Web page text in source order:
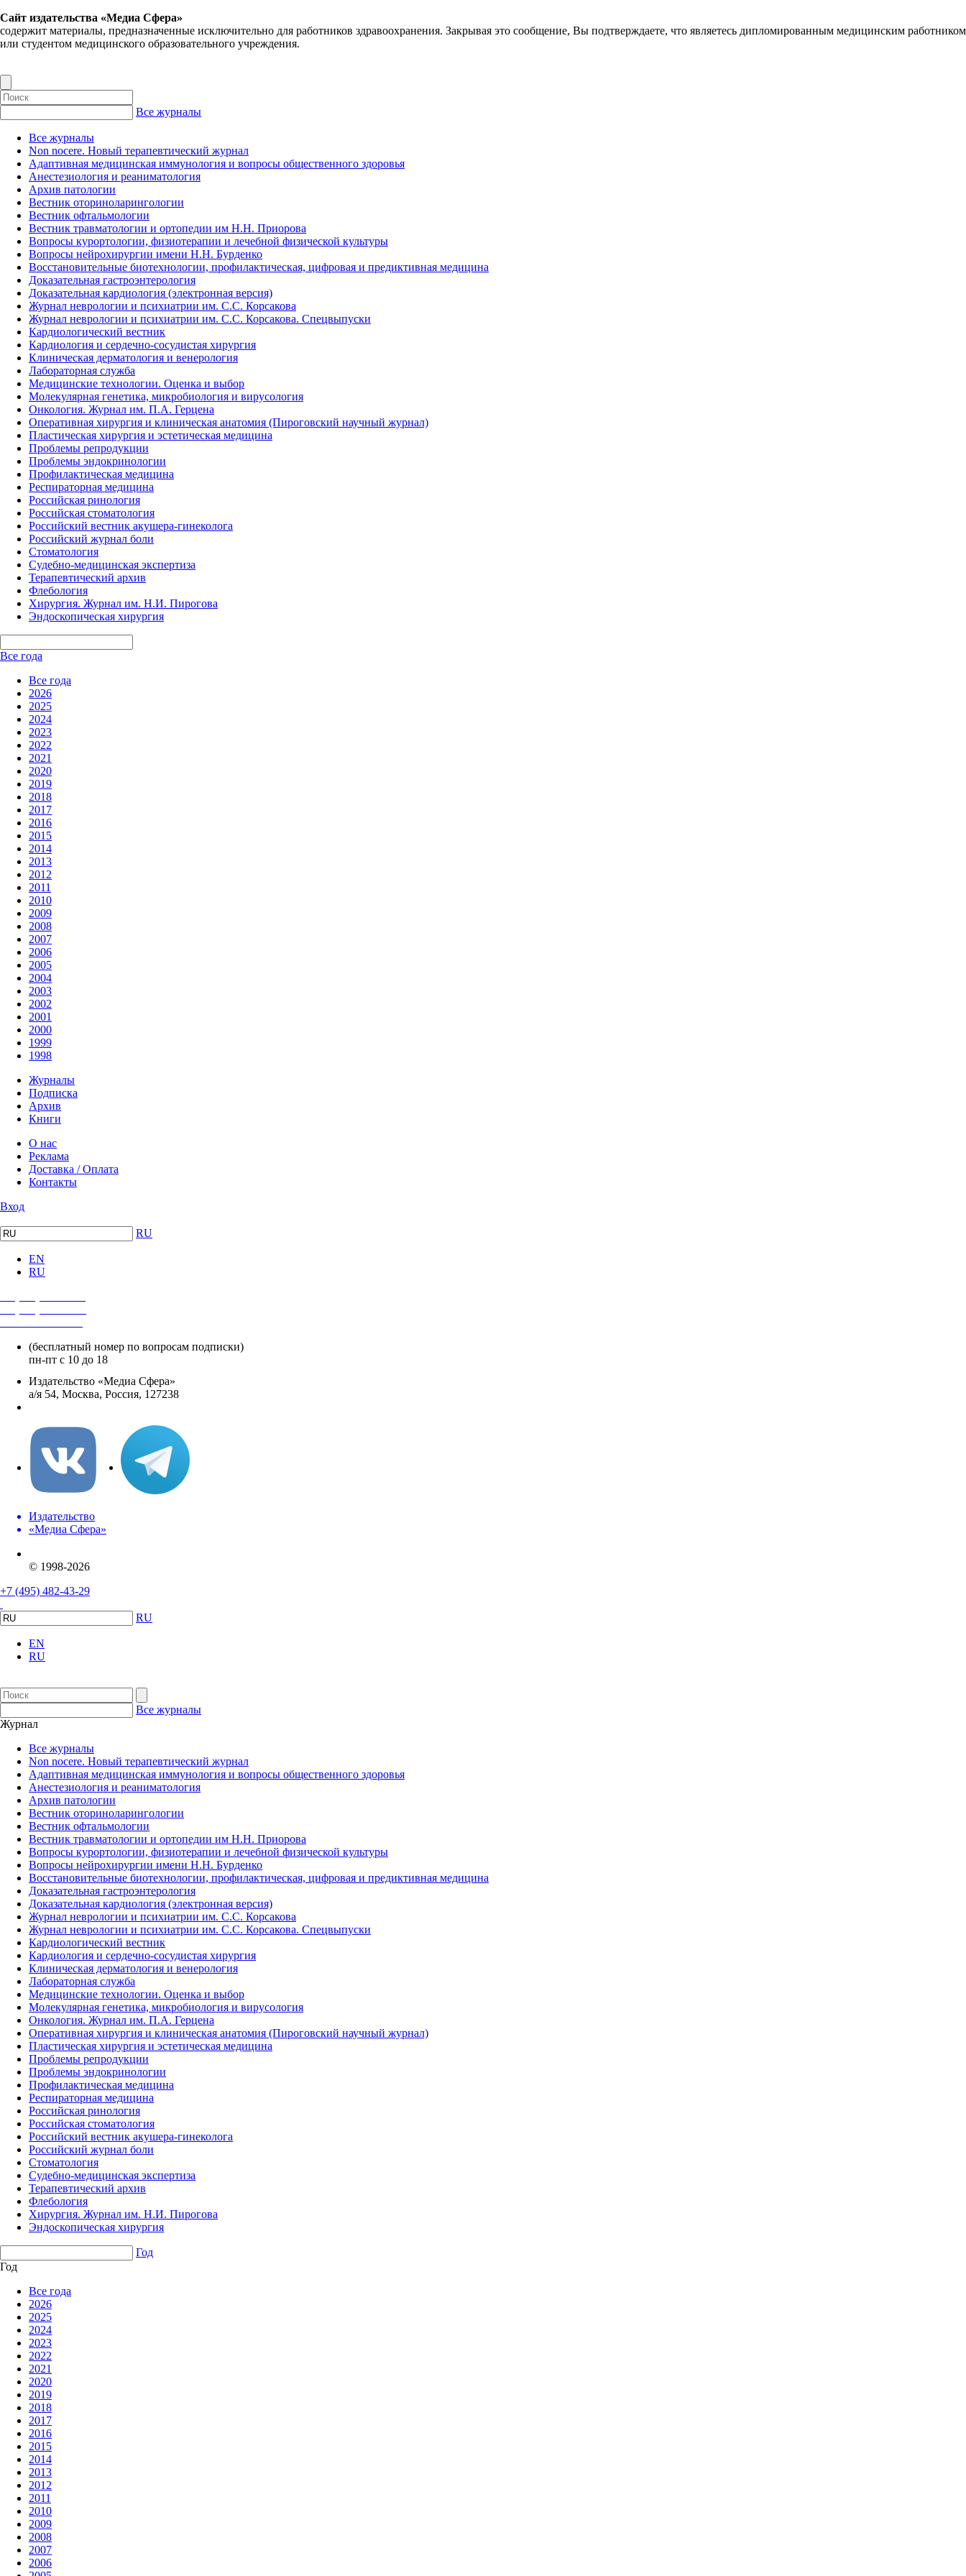
Сайт издательства «Медиа Сфера»
содержит материалы, предназначенные исключительно для работников здравоохранения. Закрывая это сообщение, Вы подтверждаете, что являетесь дипломированным медицинским работником
или студентом медицинского образовательного учреждения.
Все журналы
Все журналы
Non nocere. Новый терапевтический журнал
Адаптивная медицинская иммунология и вопросы общественного здоровья
Анестезиология и реаниматология
Архив патологии
Вестник оториноларингологии
Вестник офтальмологии
Вестник травматологии и ортопедии им Н.Н. Приорова
Вопросы курортологии, физиотерапии и лечебной физической культуры
Вопросы нейрохирургии имени Н.Н. Бурденко
Восстановительные биотехнологии, профилактическая, цифровая и предиктивная медицина
Доказательная гастроэнтерология
Доказательная кардиология (электронная версия)
Журнал неврологии и психиатрии им. С.С. Корсакова
Журнал неврологии и психиатрии им. С.С. Корсакова. Спецвыпуски
Кардиологический вестник
Кардиология и сердечно-сосудистая хирургия
Клиническая дерматология и венерология
Лабораторная служба
Медицинские технологии. Оценка и выбор
Молекулярная генетика, микробиология и вирусология
Онкология. Журнал им. П.А. Герцена
Оперативная хирургия и клиническая анатомия (Пироговский научный журнал)
Пластическая хирургия и эстетическая медицина
Проблемы репродукции
Проблемы эндокринологии
Профилактическая медицина
Респираторная медицина
Российская ринология
Российская стоматология
Российский вестник акушера-гинеколога
Российский журнал боли
Стоматология
Судебно-медицинская экспертиза
Терапевтический архив
Флебология
Хирургия. Журнал им. Н.И. Пирогова
Эндоскопическая хирургия
Все года
Все года
2026
2025
2024
2023
2022
2021
2020
2019
2018
2017
2016
2015
2014
2013
2012
2011
2010
2009
2008
2007
2006
2005
2004
2003
2002
2001
2000
1999
1998
Журналы
Подписка
Архив
Книги
О нас
Реклама
Доставка / Оплата
Контакты
Вход
RU
EN
RU
(бесплатный номер по вопросам подписки)
пн-пт с 10 до 18
Издательство «Медиа Сфера»
а/я 54, Москва, Россия, 127238
Издательство
«Медиа Сфера»
© 1998-2026
+7 (495) 482-43-29
RU
EN
RU
Все журналы
Журнал
Все журналы
Non nocere. Новый терапевтический журнал
Адаптивная медицинская иммунология и вопросы общественного здоровья
Анестезиология и реаниматология
Архив патологии
Вестник оториноларингологии
Вестник офтальмологии
Вестник травматологии и ортопедии им Н.Н. Приорова
Вопросы курортологии, физиотерапии и лечебной физической культуры
Вопросы нейрохирургии имени Н.Н. Бурденко
Восстановительные биотехнологии, профилактическая, цифровая и предиктивная медицина
Доказательная гастроэнтерология
Доказательная кардиология (электронная версия)
Журнал неврологии и психиатрии им. С.С. Корсакова
Журнал неврологии и психиатрии им. С.С. Корсакова. Спецвыпуски
Кардиологический вестник
Кардиология и сердечно-сосудистая хирургия
Клиническая дерматология и венерология
Лабораторная служба
Медицинские технологии. Оценка и выбор
Молекулярная генетика, микробиология и вирусология
Онкология. Журнал им. П.А. Герцена
Оперативная хирургия и клиническая анатомия (Пироговский научный журнал)
Пластическая хирургия и эстетическая медицина
Проблемы репродукции
Проблемы эндокринологии
Профилактическая медицина
Респираторная медицина
Российская ринология
Российская стоматология
Российский вестник акушера-гинеколога
Российский журнал боли
Стоматология
Судебно-медицинская экспертиза
Терапевтический архив
Флебология
Хирургия. Журнал им. Н.И. Пирогова
Эндоскопическая хирургия
Год
Год
Все года
2026
2025
2024
2023
2022
2021
2020
2019
2018
2017
2016
2015
2014
2013
2012
2011
2010
2009
2008
2007
2006